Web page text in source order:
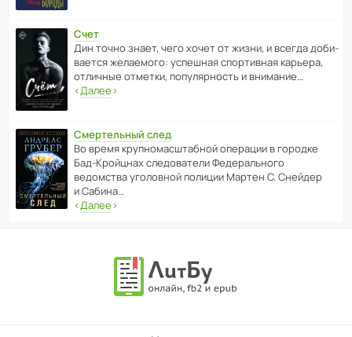
Счет
Дин точно знает, чего хочет от жизни, и всегда доби­
ва­ется жела­е­мого: успе­шная спор­ти­вная карьера,
отли­чные отметки, попу­ля­р­ность и внимание…
‹Далее›
Смертельный след
Во время круп­но­мас­ш­та­бной операции в городке
Бад‑Крой­цнах следо­ва­тели Феде­раль­ного
ведомства уголо­вной полиции Мартен С. Снейдер
и Сабина…
‹Далее›